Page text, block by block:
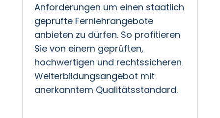
Anforderungen um einen staatlich
geprüfte Fernlehrangebote
anbieten zu dürfen. So profitieren
Sie von einem geprüften,
hochwertigen und rechtssicheren
Weiterbildungsangebot mit
anerkanntem Qualitätsstandard.